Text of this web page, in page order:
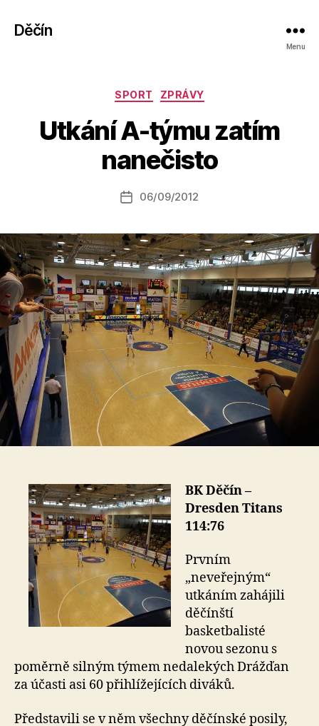
Děčín
Menu
Rubriky
SPORT ZPRÁVY
Utkání A-týmu zatím
nanečisto
Autor
příspěvku
u
o
a
s
o
Datum
06/09/2012
BK Děčín –
Dresden Titans
114:76
Prvním
„neveřejným“
utkáním zahájili
děčínští
basketbalisté
novou sezonu s
poměrně silným týmem nedalekých Drážďan
za účasti asi 60 přihlížejících diváků.
Představili se v něm všechny děčínské posily,